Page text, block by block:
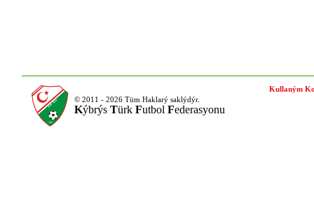
© 2011 - 2026 Tüm Haklarý saklýdýr.
Kýbrýs Türk Futbol Federasyonu
Kullaným